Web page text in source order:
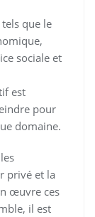
que le
sociale et
est
pour
domaine.
privé et la
œuvre ces
il est